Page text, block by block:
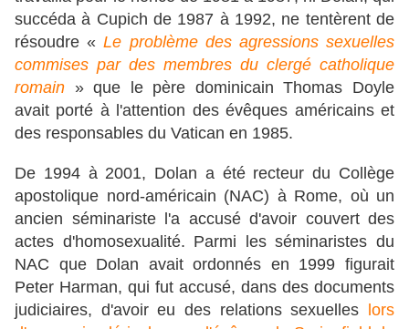
succéda à Cupich de 1987 à 1992, ne tentèrent de
résoudre «Le problème des agressions sexuelles
commises par des membres du clergé catholique
romain » que le père dominicain Thomas Doyle
avait porté à l'attention des évêques américains et
des responsables du Vatican en 1985.
De 1994 à 2001, Dolan a été recteur du Collège
apostolique nord-américain (NAC) à Rome, où un
ancien séminariste l'a accusé d'avoir couvert des
actes d'homosexualité. Parmi les séminaristes du
NAC que Dolan avait ordonnés en 1999 figurait
Peter Harman, qui fut accusé, dans des documents
judiciaires, d'avoir eu des relations sexuelles
lors